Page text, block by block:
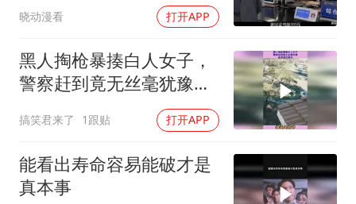
中国女篮热身赛7日将战尼日利亚
东方之约 相约未来
晓动漫看 打开APP
黑人掏枪暴揍白人女子，
警察赶到竟无丝毫犹豫，
搞笑君来了 1跟贴 打开APP
能看出寿命容易能破才是
真本事